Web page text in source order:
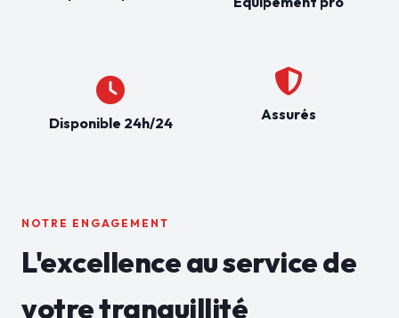
Disponible 24h/24 Assurés
NOTRE ENGAGEMENT
L'excellence au service de
votre tranquillité